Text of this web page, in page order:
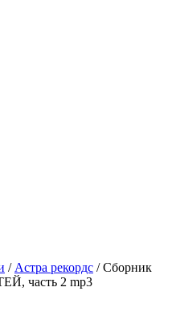
/ Астра рекордс / Сборник
часть 2 mp3